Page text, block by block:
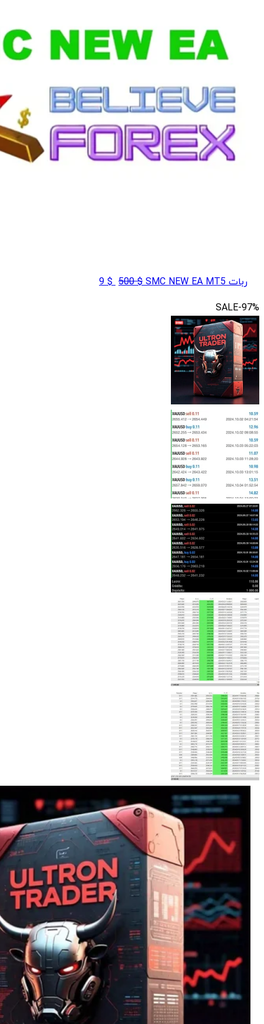
ربات SMC NEW EA MT5 $
500
قیمت
$
9 قیمت
SALE-97%